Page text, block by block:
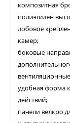
композитная
полиэтилен
лобовое
камер;
боковые
удобная форма
действий;
панели велкро